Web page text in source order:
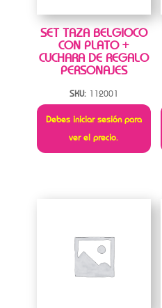
SET TAZA BELGIOCO
CON PLATO +
CUCHARA DE REGALO
PERSONAJES
SKU: 112001
Debes iniciar sesión para
ver el precio.